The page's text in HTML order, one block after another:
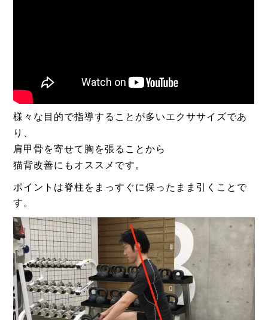
様々な目的で指導することが多いエクササイズであ
り、
肩甲骨を寄せて胸を張ることから
猫背改善にもオススメです。
ポイントは脊柱をまっすぐに保ったまま引くことで
す。